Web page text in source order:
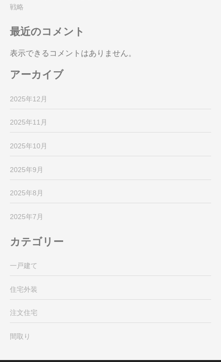
戦略
最近のコメント
表示できるコメントはありません。
アーカイブ
2025年12月
2025年11月
2025年10月
2025年9月
2025年8月
2025年7月
カテゴリー
一戸建て
住宅外装
注文住宅
間取り